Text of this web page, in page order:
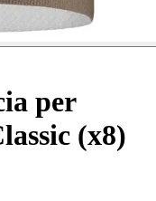
per
(x8)